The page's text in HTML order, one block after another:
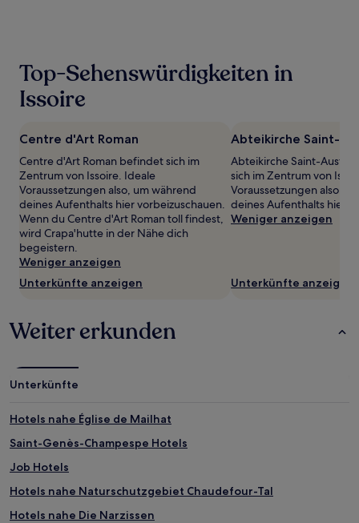
24 Stunden
einen
Aufenthalt
1 Übernachtung
2 Erwachsenen
gefunden
wurde.
Preise
und
Verfügbarkeiten
können
sich
ändern.
Es
zusätzliche
Bedingungen
Top-Sehenswürdigkeiten in
Issoire
Centre d'Art Roman
Centre d'Art Roman befindet sich im
Zentrum von Issoire. Ideale
Voraussetzungen also, um während
deines Aufenthalts hier vorbeizuschauen.
Wenn du Centre d'Art Roman toll findest,
wird Crapa'hutte in der Nähe dich
begeistern.
Weniger anzeigen
Unterkünfte anzeigen
Abteikirche Saint-
Abteikirche Saint-
sich im Zentrum von
Voraussetzungen also,
deines Aufenthalts hier
Weniger anzeigen
Unterkünfte anzeigen
Weiter erkunden
Unterkünfte
Hotels nahe Église de Mailhat
Saint-Genès-Champespe Hotels
Job Hotels
Hotels nahe Naturschutzgebiet Chaudefour-Tal
Hotels nahe Die Narzissen